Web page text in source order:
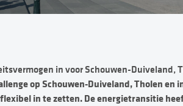
in voor Schouwen-Duiveland,
op Schouwen-Duiveland, Tholen en
in te zetten. De energietransitie